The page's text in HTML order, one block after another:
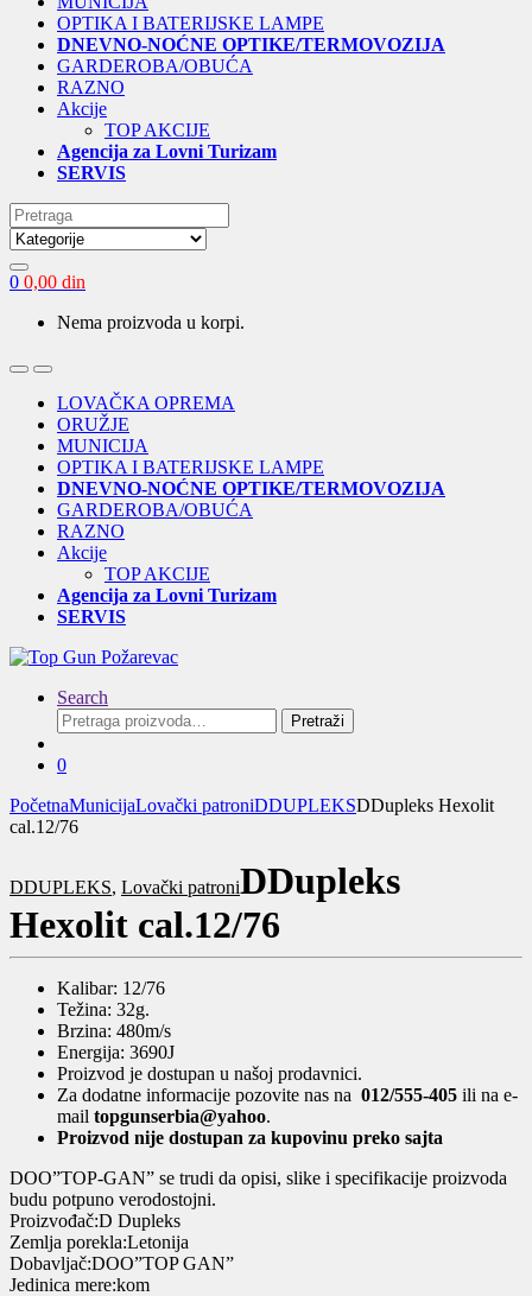
OPTIKA I BATERIJSKE LAMPE
DNEVNO-NOĆNE OPTIKE/TERMOVOZIJA
GARDEROBA/OBUĆA
RAZNO
Akcije
TOP AKCIJE
Agencija za Lovni Turizam
SERVIS
Search
for:
0 0,00 din
Nema proizvoda u korpi.
OpenClose
LOVAČKA OPREMA
ORUŽJE
MUNICIJA
OPTIKA I BATERIJSKE LAMPE
DNEVNO-NOĆNE OPTIKE/TERMOVOZIJA
GARDEROBA/OBUĆA
RAZNO
Akcije
TOP AKCIJE
Agencija za Lovni Turizam
SERVIS
Search
Pretraga
za:
Pretraži
0
PočetnaMunicijaLovački patroniDDUPLEKSDDupleks Hexolit
cal.12/76
DDUPLEKS, Lovački patroniDDupleks
Hexolit cal.12/76
Kalibar: 12/76
Težina: 32g.
Brzina: 480m/s
Energija: 3690J
Proizvod je dostupan u našoj prodavnici.
Za dodatne informacije pozovite nas na 012/555-405 ili na e-
mail topgunserbia@yahoo.
Proizvod nije dostupan za kupovinu preko sajta
DOO”TOP-GAN” se trudi da opisi, slike i specifikacije proizvoda
budu potpuno verodostojni.
Proizvođač:D Dupleks
Zemlja porekla:Letonija
Dobavljač:DOO”TOP GAN”
Jedinica mere:kom